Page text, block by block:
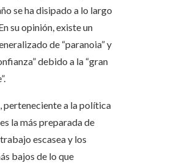
se ha disipado a lo largo
su opinión, existe un
de “paranoia” y
debido a la “gran
perteneciente a la política
la más preparada de
escasea y los
bajos de lo que